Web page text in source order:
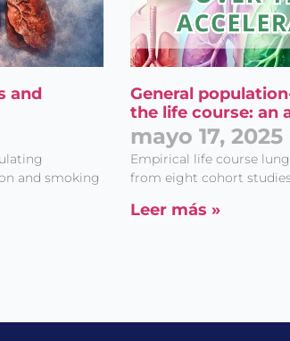
and
and smoking
General
the life course: an
mayo 17, 2025
Empirical life course
from eight cohort
Leer más »